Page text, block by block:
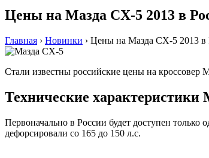
Цены на Мазда CX-5 2013 в
Главная › Новинки › Цены на Мазда CX-5 2013 в
Стали известны российские цены на кроссовер
Технические характеристики
Первоначально в России будет доступен
дефорсировали со 165 до 150 л.с.